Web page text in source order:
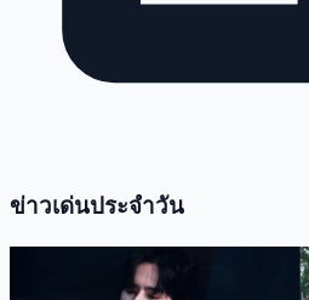
ข่าวเด่นประจำวัน